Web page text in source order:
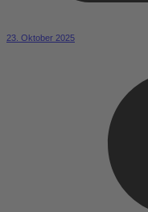
23. Oktober 2025